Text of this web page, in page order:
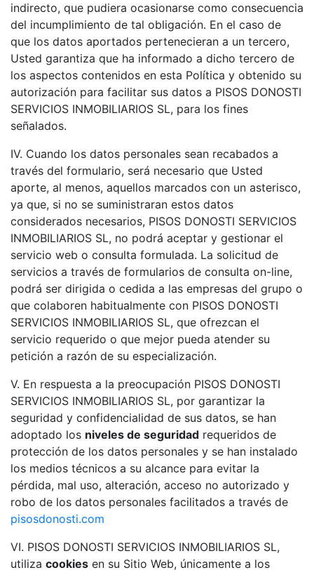
indirecto, que pudiera ocasionarse como consecuencia
del incumplimiento de tal obligación. En el caso de
que los datos aportados pertenecieran a un tercero,
Usted garantiza que ha informado a dicho tercero de
los aspectos contenidos en esta Política y obtenido su
autorización para facilitar sus datos a PISOS DONOSTI
SERVICIOS INMOBILIARIOS SL, para los fines
señalados.
IV. Cuando los datos personales sean recabados a
través del formulario, será necesario que Usted
aporte, al menos, aquellos marcados con un asterisco,
ya que, si no se suministraran estos datos
considerados necesarios, PISOS DONOSTI SERVICIOS
INMOBILIARIOS SL, no podrá aceptar y gestionar el
servicio web o consulta formulada. La solicitud de
servicios a través de formularios de consulta on-line,
podrá ser dirigida o cedida a las empresas del grupo o
que colaboren habitualmente con PISOS DONOSTI
SERVICIOS INMOBILIARIOS SL, que ofrezcan el
servicio requerido o que mejor pueda atender su
petición a razón de su especialización.
V. En respuesta a la preocupación PISOS DONOSTI
SERVICIOS INMOBILIARIOS SL, por garantizar la
seguridad y confidencialidad de sus datos, se han
adoptado los niveles de seguridad requeridos de
protección de los datos personales y se han instalado
los medios técnicos a su alcance para evitar la
pérdida, mal uso, alteración, acceso no autorizado y
robo de los datos personales facilitados a través de
pisosdonosti.com
VI. PISOS DONOSTI SERVICIOS INMOBILIARIOS SL,
utiliza cookies en su Sitio Web, únicamente a los